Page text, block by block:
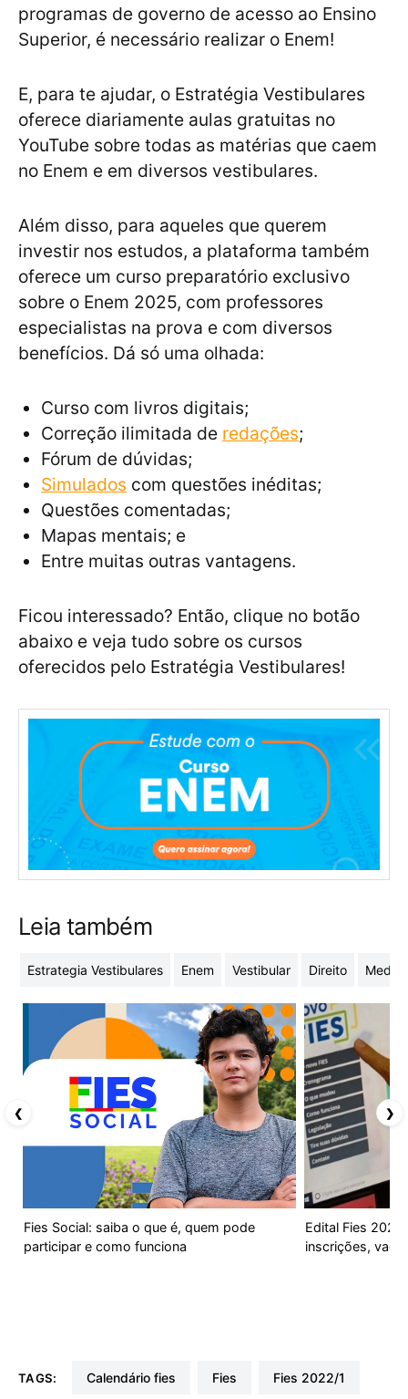
programas de governo de acesso ao Ensino
Superior, é necessário realizar o Enem!
E, para te ajudar, o Estratégia Vestibulares
oferece diariamente aulas gratuitas no
YouTube sobre todas as matérias que caem
no Enem e em diversos vestibulares.
Além disso, para aqueles que querem
investir nos estudos, a plataforma também
oferece um curso preparatório exclusivo
sobre o Enem 2025, com professores
especialistas na prova e com diversos
benefícios. Dá só uma olhada:
Curso com livros digitais;
Correção ilimitada de redações;
Fórum de dúvidas;
Simulados com questões inéditas;
Questões comentadas;
Mapas mentais; e
Entre muitas outras vantagens.
Ficou interessado? Então, clique no botão
abaixo e veja tudo sobre os cursos
oferecidos pelo Estratégia Vestibulares!
Leia também
Estrategia Vestibulares Enem Vestibular Direito
Fies Social: saiba o que é, quem pode
participar e como funciona
Edital Fies
inscrições,
❮ ❯
TAGS: calendário fies fies fies 2022/1